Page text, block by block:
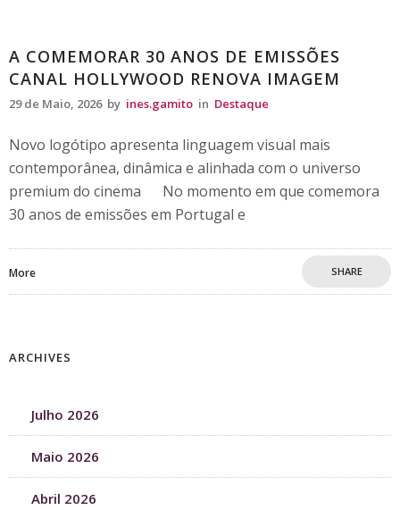
A COMEMORAR 30 ANOS DE EMISSÕES
CANAL HOLLYWOOD RENOVA IMAGEM
29 de Maio, 2026 by ines.gamito in Destaque
Novo logótipo apresenta linguagem visual mais
contemporânea, dinâmica e alinhada com o universo
premium do cinema No momento em que comemora
30 anos de emissões em Portugal e
More SHARE
ARCHIVES
Julho 2026
Maio 2026
Abril 2026